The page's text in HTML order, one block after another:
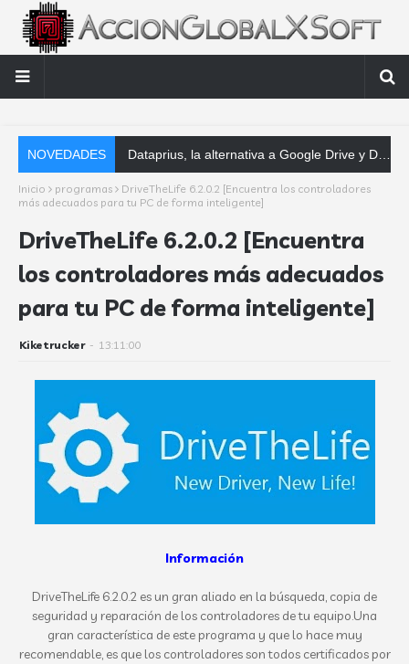
NOVEDADES Dataprius, la alternativa a Google Drive y Dropbox que las empresas deberían conocer
Inicio programas
DriveTheLife 6.2.0.2 [Encuentra los controladores
más adecuados para tu PC de forma inteligente]
DriveTheLife 6.2.0.2 [Encuentra
los controladores más adecuados
para tu PC de forma inteligente]
Kiketrucker - 13:11:00
Información
DriveTheLife 6.2.0.2 es un gran aliado en la búsqueda, copia de
seguridad y reparación de los controladores de tu equipo.Una
gran característica de este programa y que lo hace muy
recomendable, es que los controladores son todos certificados por